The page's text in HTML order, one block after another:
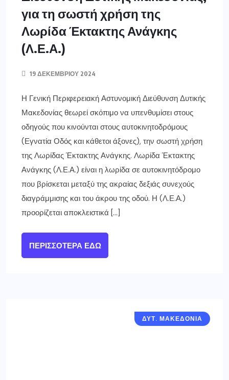
για τη σωστή χρήση της
Λωρίδα Έκτακτης Ανάγκης
(Λ.Ε.Α.)
19 ΔΕΚΕΜΒΡΊΟΥ 2024
Η Γενική Περιφερειακή Αστυνομική Διεύθυνση Δυτικής
Μακεδονίας θεωρεί σκόπιμο να υπενθυμίσει στους
οδηγούς που κινούνται στους αυτοκινητοδρόμους
(Εγνατία Οδός και κάθετοι άξονες), την σωστή χρήση
της Λωρίδας Έκτακτης Ανάγκης. Λωρίδα Έκτακτης
Ανάγκης (Λ.Ε.Α.) είναι η λωρίδα σε αυτοκινητόδρομο
που βρίσκεται μεταξύ της ακραίας δεξιάς συνεχούς
διαγράμμισης και του άκρου της οδού. Η (Λ.Ε.Α.)
προορίζεται αποκλειστικά […]
ΠΕΡΙΣΣΌΤΕΡΑ ΕΔΏ
ΔΥΤ. ΜΑΚΕΔΟΝΙΑ